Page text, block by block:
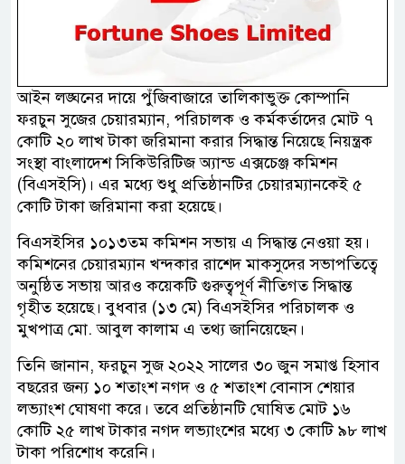
আইন লঙ্ঘনের দায়ে পুঁজিবাজারে তালিকাভুক্ত কোম্পানি
ফরচুন সুজের চেয়ারম্যান, পরিচালক ও কর্মকর্তাদের মোট ৭
কোটি ২০ লাখ টাকা জরিমানা করার সিদ্ধান্ত নিয়েছে নিয়ন্ত্রক
সংস্থা বাংলাদেশ সিকিউরিটিজ অ্যান্ড এক্সচেঞ্জ কমিশন
(বিএসইসি)। এর মধ্যে শুধু প্রতিষ্ঠানটির চেয়ারম্যানকেই ৫
কোটি টাকা জরিমানা করা হয়েছে।
বিএসইসির ১০১৩তম কমিশন সভায় এ সিদ্ধান্ত নেওয়া হয়।
কমিশনের চেয়ারম্যান খন্দকার রাশেদ মাকসুদের সভাপতিত্বে
অনুষ্ঠিত সভায় আরও কয়েকটি গুরুত্বপূর্ণ নীতিগত সিদ্ধান্ত
গৃহীত হয়েছে। বুধবার (১৩ মে) বিএসইসির পরিচালক ও
মুখপাত্র মো. আবুল কালাম এ তথ্য জানিয়েছেন।
তিনি জানান, ফরচুন সুজ ২০২২ সালের ৩০ জুন সমাপ্ত হিসাব
বছরের জন্য ১০ শতাংশ নগদ ও ৫ শতাংশ বোনাস শেয়ার
লভ্যাংশ ঘোষণা করে। তবে প্রতিষ্ঠানটি ঘোষিত মোট ১৬
কোটি ২৫ লাখ টাকার নগদ লভ্যাংশের মধ্যে ৩ কোটি ৯৮ লাখ
টাকা পরিশোধ করেনি।